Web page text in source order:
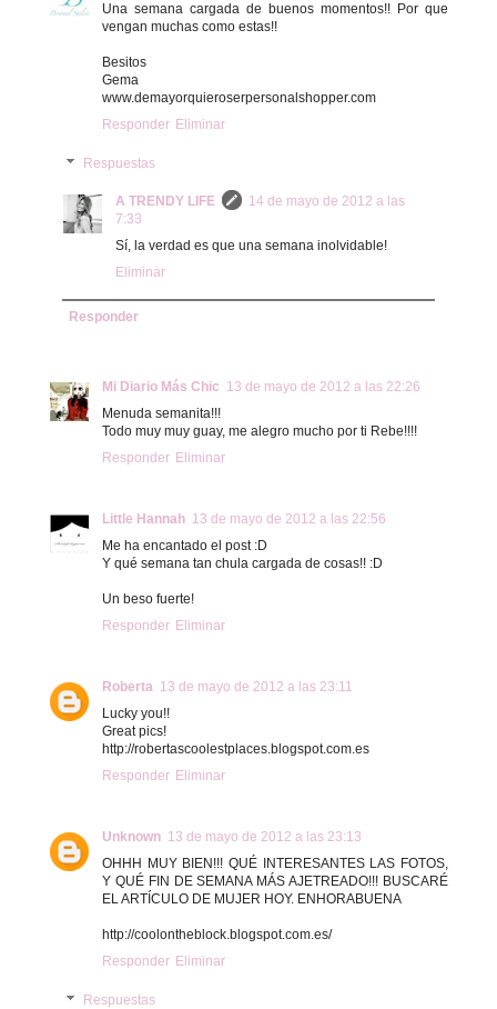
Una semana cargada de buenos momentos!! Por que
vengan muchas como estas!!
Besitos
Gema
www.demayorquieroserpersonalshopper.com
Responder Eliminar
Respuestas
A TRENDY LIFE
14 de mayo de 2012 a las
7:33
Sí, la verdad es que una semana inolvidable!
Eliminar
Responder
Mi Diario Más Chic 13 de mayo de 2012 a las 22:26
Menuda semanita!!!
Todo muy muy guay, me alegro mucho por ti Rebe!!!!
Responder Eliminar
Little Hannah 13 de mayo de 2012 a las 22:56
Me ha encantado el post :D
Y qué semana tan chula cargada de cosas!! :D
Un beso fuerte!
Responder Eliminar
Roberta 13 de mayo de 2012 a las 23:11
Lucky you!!
Great pics!
http://robertascoolestplaces.blogspot.com.es
Responder Eliminar
Unknown 13 de mayo de 2012 a las 23:13
OHHH MUY BIEN!!! QUÉ INTERESANTES LAS FOTOS,
Y QUÉ FIN DE SEMANA MÁS AJETREADO!!! BUSCARÉ
EL ARTÍCULO DE MUJER HOY. ENHORABUENA
http://coolontheblock.blogspot.com.es/
Responder Eliminar
Respuestas